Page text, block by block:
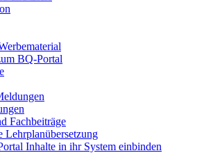
BQ-Portal
Fachbeiträge
Lehrplanübersetzung
Inhalte in ihr System einbinden